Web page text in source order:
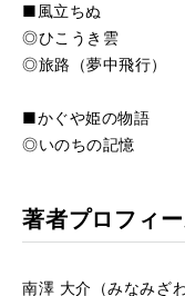
■風立ちぬ
◎ひこうき雲
◎旅路（夢中飛行）
■かぐや姫の物語
◎いのちの記憶
著者プロフィ
南澤 大介（みなみざ